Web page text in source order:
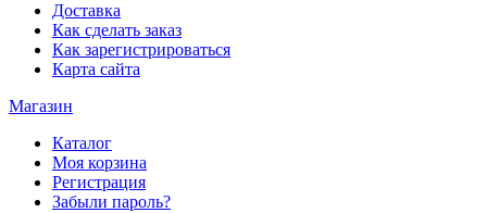
Доставка
Как сделать заказ
Как зарегистрироваться
Карта сайта
Магазин
Каталог
Моя корзина
Регистрация
Забыли пароль?